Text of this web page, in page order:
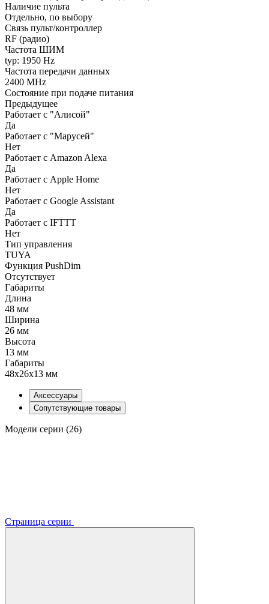
Наличие пульта
Отдельно, по выбору
Связь пульт/контроллер
RF (радио)
Частота ШИМ
typ: 1950 Hz
Частота передачи данных
2400 MHz
Состояние при подаче питания
Предыдущее
Работает с "Алисой"
Да
Работает с "Марусей"
Нет
Работает с Amazon Alexa
Да
Работает с Apple Home
Нет
Работает с Google Assistant
Да
Работает с IFTTT
Нет
Тип управления
TUYA
Функция PushDim
Отсутствует
Габариты
Длина
48 мм
Ширина
26 мм
Высота
13 мм
Габариты
48x26x13 мм
Аксессуары
Сопутствующие товары
Модели серии (26)
Страница серии